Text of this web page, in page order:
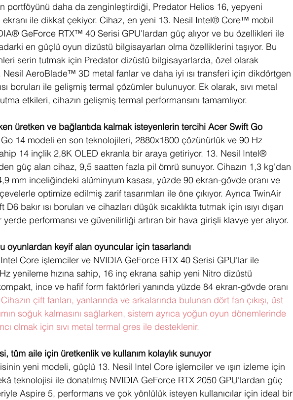
portföyünü daha da zenginleştirdiği, Predator Helios 16, yepyeni
ekranı ile dikkat çekiyor. Cihaz, en yeni 13. Nesil Intel® Core™ mobil
GeForce RTX™ 40 Serisi GPU'lardan güç alıyor ve bu özellikleri ile
en güçlü oyun dizüstü bilgisayarları olma özelliklerini taşıyor. Bu
serin tutmak için Predator dizüstü bilgisayarlarda, özel olarak
Nesil AeroBlade™ 3D metal fanlar ve daha iyi ısı transferi için dikdörtgen
boruları ile gelişmiş termal çözümler bulunuyor. Ek olarak, sıvı metal
etkileri, cihazın gelişmiş termal performansını tamamlıyor.
üretken ve bağlantıda kalmak isteyenlerin tercihi Acer Swift Go
Go 14 modeli en son teknolojileri, 2880x1800 çözünürlük ve 90 Hz
14 inçlik 2,8K OLED ekranla bir araya getiriyor. 13. Nesil Intel®
güç alan cihaz, 9,5 saatten fazla pil ömrü sunuyor. Cihazın 1,3 kg'dan
mm inceliğindeki alüminyum kasası, yüzde 90 ekran-gövde oranı ve
optimize edilmiş zarif tasarımları ile öne çıkıyor. Ayrıca TwinAir
bakır ısı boruları ve cihazları düşük sıcaklıkta tutmak için ısıyı dışarı
performansı ve güvenilirliği artıran bir hava girişli klavye yer alıyor.
oyunlardan keyif alan oyuncular için tasarlandı
Intel Core işlemciler ve NVIDIA GeForce RTX 40 Serisi GPU'lar ile
yenileme hızına sahip, 16 inç ekrana sahip yeni Nitro dizüstü
ince ve hafif form faktörleri yanında yüzde 84 ekran-gövde oranı
Cihazın çift fanları, yanlarında ve arkalarında bulunan dört fan çıkışı, üst
soğuk kalmasını sağlarken, sistem ayrıca yoğun oyun dönemlerinde
olmak için sıvı metal termal gres ile desteklenir.
tüm aile için üretkenlik ve kullanım kolaylık sunuyor
yeni modeli, güçlü 13. Nesil Intel Core işlemciler ve ışın izleme için
teknolojisi ile donatılmış NVIDIA GeForce RTX 2050 GPU'lardan güç
Aspire 5, performans ve çok yönlülük isteyen kullanıcılar için ideal bir